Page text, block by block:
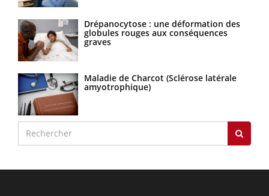
Drépanocytose : une déformation des
globules rouges aux conséquences
graves
Maladie de Charcot (Sclérose latérale
amyotrophique)